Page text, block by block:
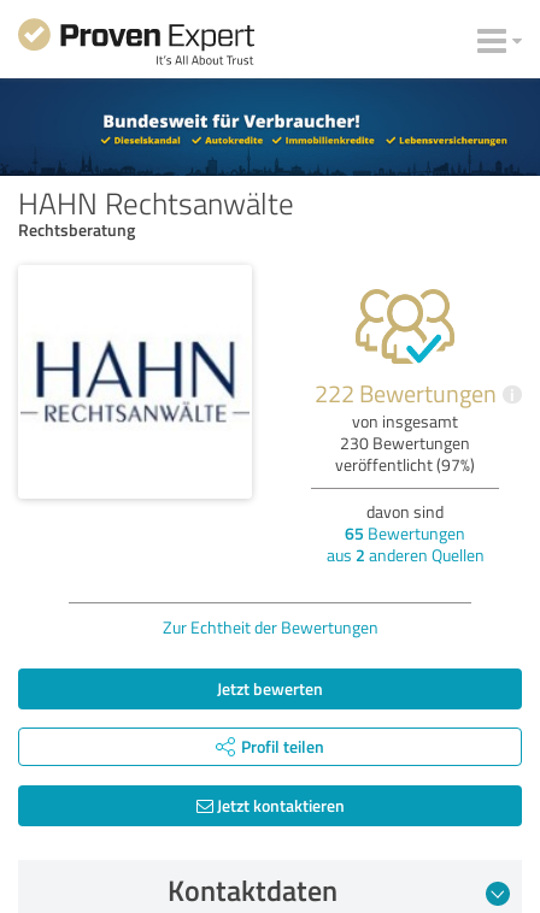
HAHN Rechtsanwälte
Rechtsberatung
222 Bewertungen i
von insgesamt
230 Bewertungen
veröffentlicht (97%)
davon sind
65 Bewertungen
aus 2 anderen Quellen
Zur Echtheit der Bewertungen
Jetzt bewerten
Profil teilen
Jetzt kontaktieren
Kontaktdaten